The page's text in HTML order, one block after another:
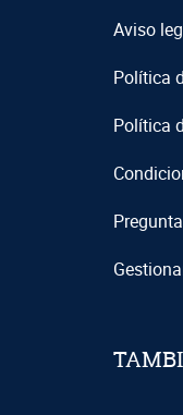
Aviso
Política
Política